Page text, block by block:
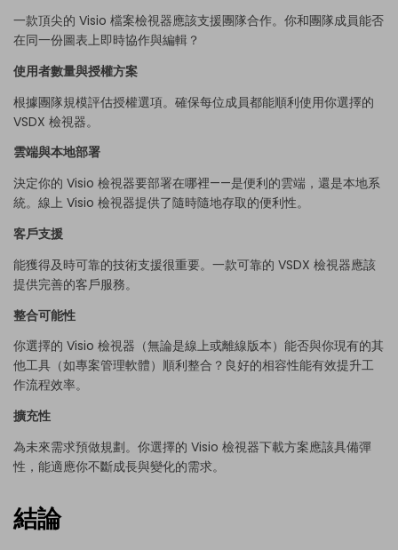
一款頂尖的 Visio 檔案檢視器應該支援團隊合作。你和團隊成員能否
在同一份圖表上即時協作與編輯？
使用者數量與授權方案
根據團隊規模評估授權選項。確保每位成員都能順利使用你選擇的
VSDX 檢視器。
雲端與本地部署
決定你的 Visio 檢視器要部署在哪裡——是便利的雲端，還是本地系
統。線上 Visio 檢視器提供了隨時隨地存取的便利性。
客戶支援
能獲得及時可靠的技術支援很重要。一款可靠的 VSDX 檢視器應該
提供完善的客戶服務。
整合可能性
你選擇的 Visio 檢視器（無論是線上或離線版本）能否與你現有的其
他工具（如專案管理軟體）順利整合？良好的相容性能有效提升工
作流程效率。
擴充性
為未來需求預做規劃。你選擇的 Visio 檢視器下載方案應該具備彈
性，能適應你不斷成長與變化的需求。
結論